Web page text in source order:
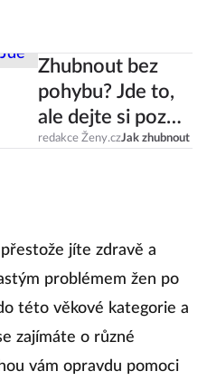
Zhubnout bez
pohybu? Jde to,
ale dejte si pozor
na ztrátu svalové
redakce Ženy.czJak zhubnout
jíte zdravě a
problémem žen po
této věkové kategorie a
zajímáte o různé
vám opravdu pomoci